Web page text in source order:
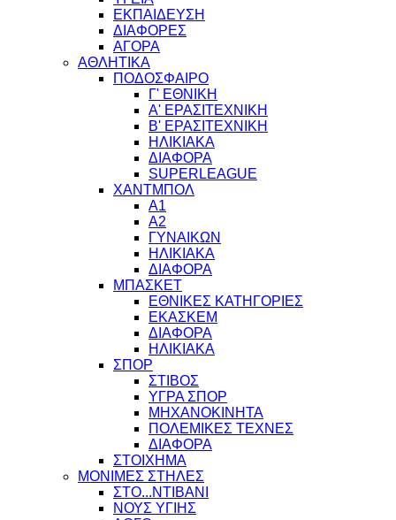
ΕΚΠΑΙΔΕΥΣΗ
ΔΙΑΦΟΡΕΣ
ΑΓΟΡΑ
ΑΘΛΗΤΙΚΑ
ΠΟΔΟΣΦΑΙΡΟ
Γ' ΕΘΝΙΚΗ
Α' ΕΡΑΣΙΤΕΧΝΙΚΗ
Β' ΕΡΑΣΙΤΕΧΝΙΚΗ
ΗΛΙΚΙΑΚΑ
ΔΙΑΦΟΡΑ
SUPERLEAGUE
ΧΑΝΤΜΠΟΛ
Α1
Α2
ΓΥΝΑΙΚΩΝ
ΗΛΙΚΙΑΚΑ
ΔΙΑΦΟΡΑ
ΜΠΑΣΚΕΤ
ΕΘΝΙΚΕΣ ΚΑΤΗΓΟΡΙΕΣ
ΕΚΑΣΚΕΜ
ΔΙΑΦΟΡΑ
ΗΛΙΚΙΑΚΑ
ΣΠΟΡ
ΣΤΙΒΟΣ
ΥΓΡΑ ΣΠΟΡ
ΜΗΧΑΝΟΚΙΝΗΤΑ
ΠΟΛΕΜΙΚΕΣ ΤΕΧΝΕΣ
ΔΙΑΦΟΡΑ
ΣΤΟΙΧΗΜΑ
ΜΟΝΙΜΕΣ ΣΤΗΛΕΣ
ΣΤΟ...ΝΤΙΒΑΝΙ
ΝΟΥΣ ΥΓΙΗΣ